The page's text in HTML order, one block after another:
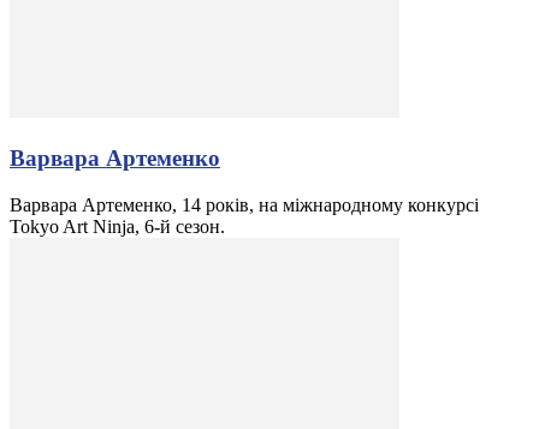
Варвара Артеменко
Варвара Артеменко, 14 років, на міжнародному конкурсі
Tokyo Art Ninja, 6-й сезон.